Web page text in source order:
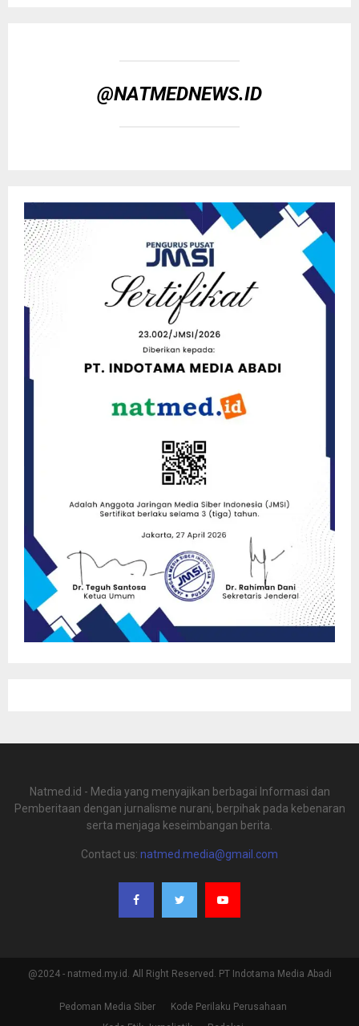
@NATMEDNEWS.ID
Natmed.id - Media yang menyajikan berbagai Informasi dan
Pemberitaan dengan jurnalisme nurani, berpihak pada kebenaran
serta menjaga keseimbangan berita.
Contact us: natmed.media@gmail.com
@2024 - natmed.my.id. All Right Reserved. PT Indotama Media Abadi
Pedoman Media Siber
Kode Perilaku Perusahaan